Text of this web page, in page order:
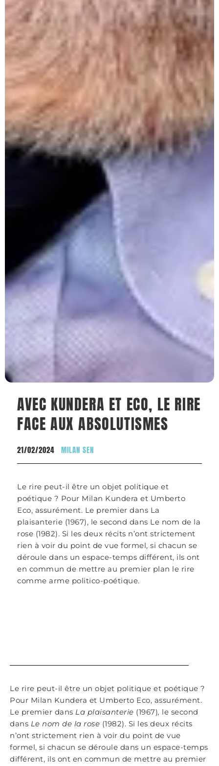
AVEC KUNDERA ET ECO, LE RIRE
FACE AUX ABSOLUTISMES
21/02/2024 MILAN SEN
Le rire peut-il être un objet politique et
poétique ? Pour Milan Kundera et Umberto
Eco, assurément. Le premier dans La
plaisanterie (1967), le second dans Le nom de la
rose (1982). Si les deux récits n’ont strictement
rien à voir du point de vue formel, si chacun se
déroule dans un espace-temps différent, ils ont
en commun de mettre au premier plan le rire
comme arme politico-poétique.
Le rire peut-il être un objet politique et poétique ?
Pour Milan Kundera et Umberto Eco, assurément.
Le premier dans La plaisanterie (1967), le second
dans Le nom de la rose (1982). Si les deux récits
n’ont strictement rien à voir du point de vue
formel, si chacun se déroule dans un espace-temps
différent, ils ont en commun de mettre au premier